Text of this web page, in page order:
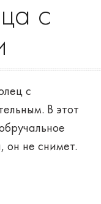
с
с
В этот
он не снимет.